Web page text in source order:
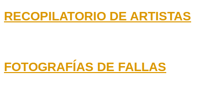
RECOPILATORIO DE ARTISTAS
FOTOGRAFÍAS DE FALLAS